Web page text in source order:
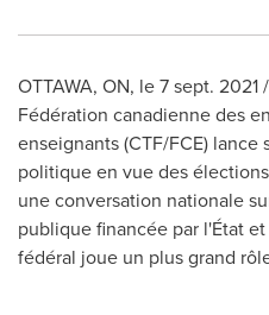
OTTAWA, ON, le7 sept. 2021
Fédération canadienne des
enseignants (CTF/FCE) lance
politique en vue des
une conversation nationale
publique financée par l'État
fédéral joue un plus grand